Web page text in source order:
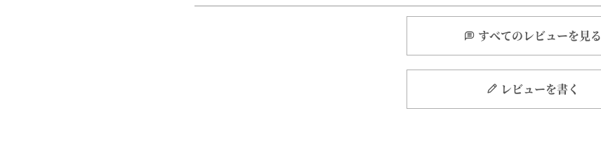
すべてのレビューを見る
レビューを書く